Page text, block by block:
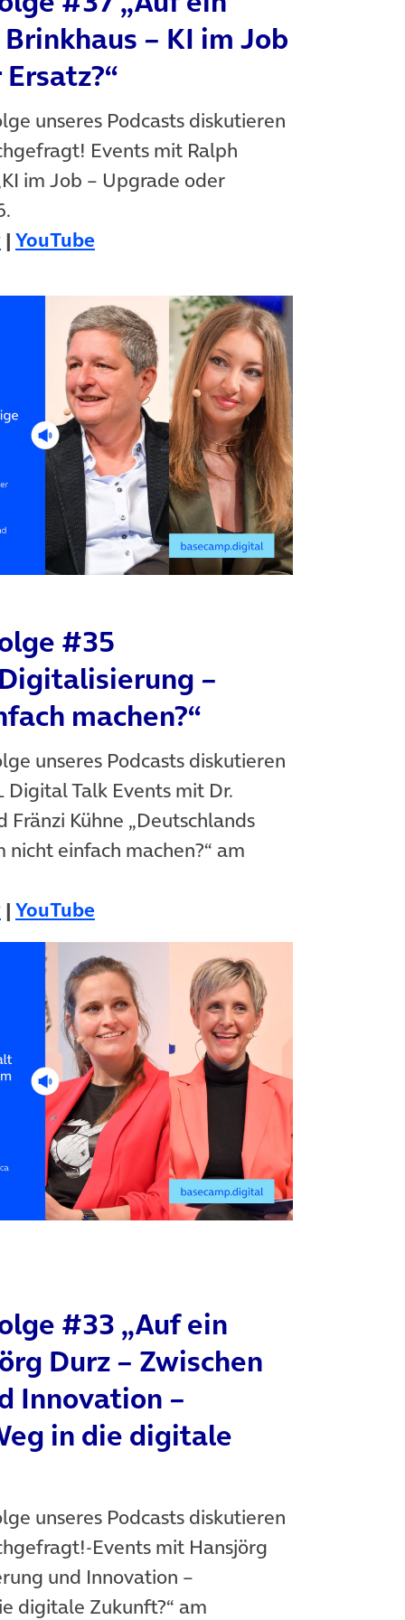
– KI im Job
unseres Podcasts diskutieren
Events mit Ralph
im Job – Upgrade oder
(öffnet in neuem Tab)
| YouTube(öffnet in neuem Tab)
#35
–
machen?“
unseres Podcasts diskutieren
Talk Events mit Dr.
Kühne „Deutschlands
einfach machen?“ am
(öffnet in neuem Tab)
| YouTube(öffnet in neuem Tab)
#33 „Auf ein
Durz – Zwischen
Innovation –
in die digitale
unseres Podcasts diskutieren
Events mit Hansjörg
und Innovation –
digitale Zukunft?“ am